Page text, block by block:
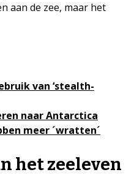
aan de zee, maar het
van ‘stealth-
naar Antarctica
meer ´wratten´
het zeeleven